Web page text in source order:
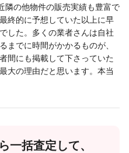
隣の他物件の販売実績も豊富で
終的に予想していた以上に早
した。多くの業者さんは自社
までに時間がかかるものが、
間にも掲載して下さっていた
大の理由だと思います。本当
一括査定して、